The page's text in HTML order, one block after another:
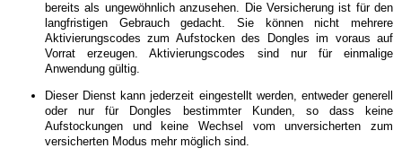
bereits als ungewöhnlich anzusehen. Die Versicherung ist für den
langfristigen Gebrauch gedacht. Sie können nicht mehrere
Aktivierungscodes zum Aufstocken des Dongles im voraus auf
Vorrat erzeugen. Aktivierungscodes sind nur für einmalige
Anwendung gültig.
Dieser Dienst kann jederzeit eingestellt werden, entweder generell
oder nur für Dongles bestimmter Kunden, so dass keine
Aufstockungen und keine Wechsel vom unversicherten zum
versicherten Modus mehr möglich sind.